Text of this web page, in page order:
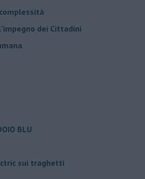
dei Cittadini
BLU
sui traghetti